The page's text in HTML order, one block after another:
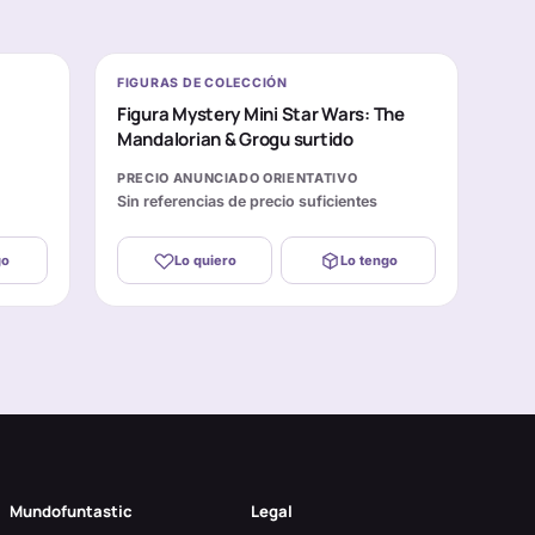
FIGURAS DE COLECCIÓN
Figura Mystery Mini Star Wars: The
Mandalorian & Grogu surtido
PRECIO ANUNCIADO ORIENTATIVO
Sin referencias de precio suficientes
Lo quiero Lo tengo
Mundofuntastic Legal